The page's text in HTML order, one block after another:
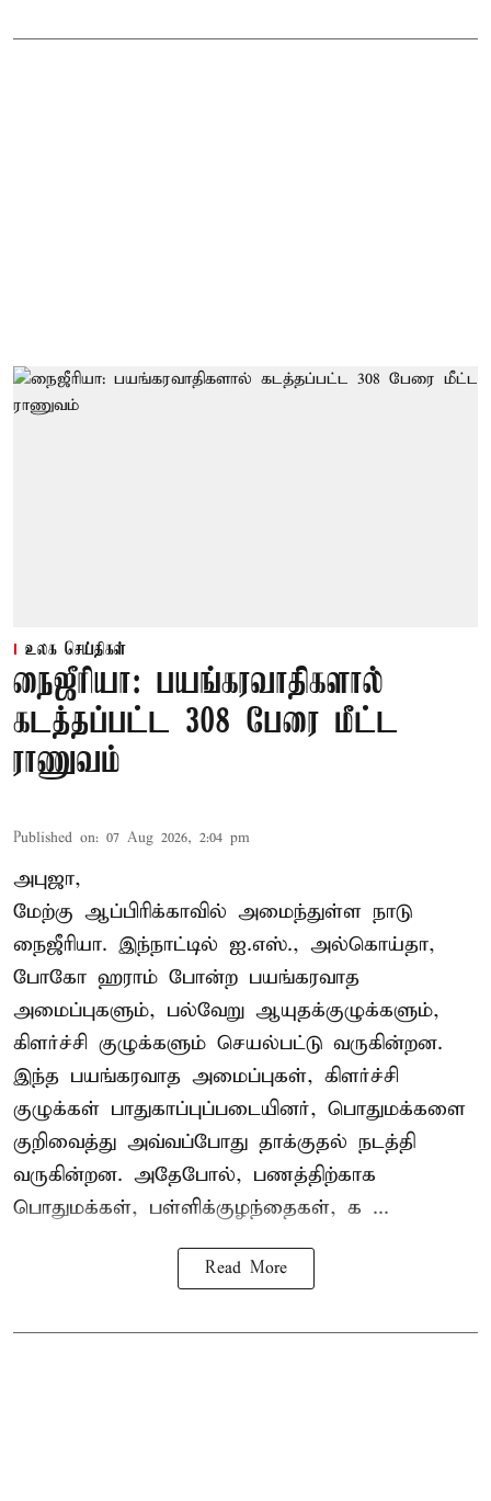
உலக செய்திகள்
நைஜீரியா: பயங்கரவாதிகளால்
கடத்தப்பட்ட 308 பேரை மீட்ட
ராணுவம்
Published on: 07 Aug 2026, 2:04 pm
அபுஜா,
மேற்கு ஆப்பிரிக்காவில் அமைந்துள்ள நாடு
நைஜீரியா. இந்நாட்டில் ஐ.எஸ்., அல்கொய்தா,
போகோ ஹராம் போன்ற பயங்கரவாத
அமைப்புகளும், பல்வேறு ஆயுதக்குழுக்களும்,
கிளர்ச்சி குழுக்களும் செயல்பட்டு வருகின்றன.
இந்த பயங்கரவாத அமைப்புகள், கிளர்ச்சி
குழுக்கள் பாதுகாப்புப்படையினர், பொதுமக்களை
குறிவைத்து அவ்வப்போது தாக்குதல் நடத்தி
வருகின்றன. அதேபோல், பணத்திற்காக
பொதுமக்கள், பள்ளிக்குழந்தைகள், க ...
Read More